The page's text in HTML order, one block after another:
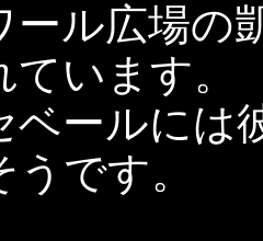
ル広場の
います。
ベールには
です。